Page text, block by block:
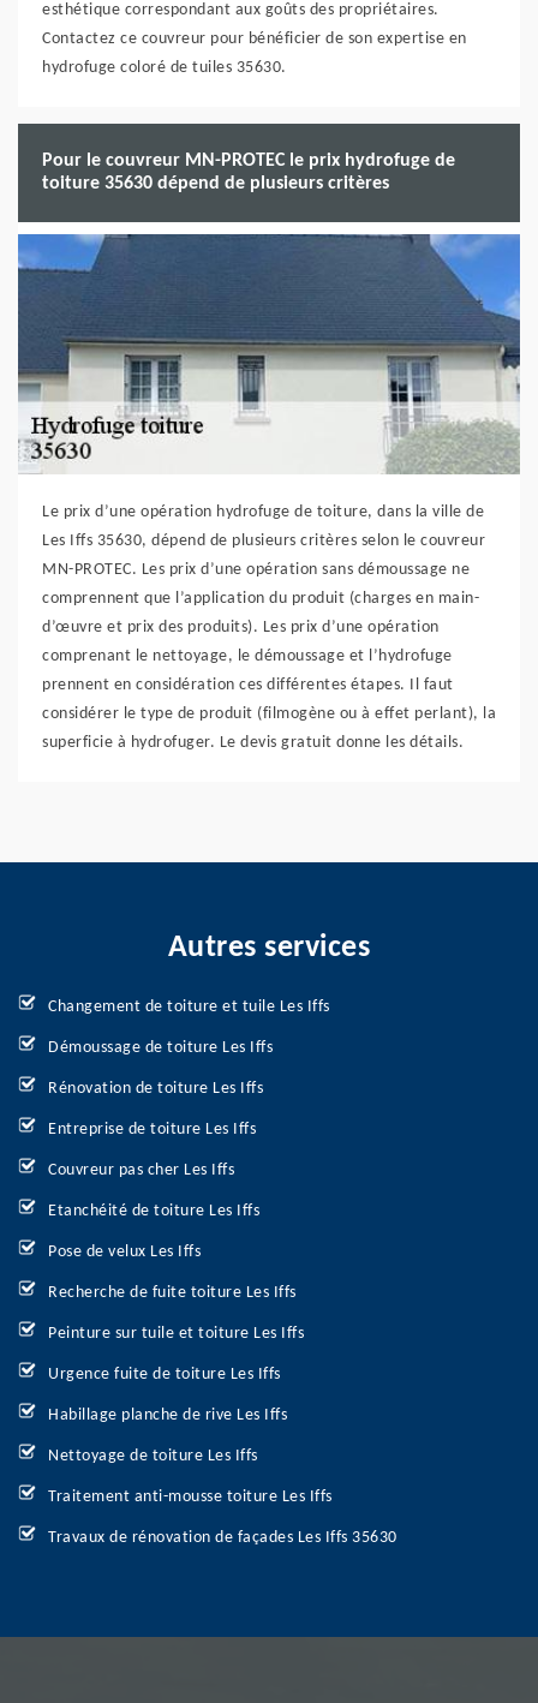
esthétique correspondant aux goûts des propriétaires.
Contactez ce couvreur pour bénéficier de son expertise en
hydrofuge coloré de tuiles 35630.
Pour le couvreur MN-PROTEC le prix hydrofuge de
toiture 35630 dépend de plusieurs critères
Le prix d’une opération hydrofuge de toiture, dans la ville de
Les Iffs 35630, dépend de plusieurs critères selon le couvreur
MN-PROTEC. Les prix d’une opération sans démoussage ne
comprennent que l’application du produit (charges en main-
d’œuvre et prix des produits). Les prix d’une opération
comprenant le nettoyage, le démoussage et l’hydrofuge
prennent en considération ces différentes étapes. Il faut
considérer le type de produit (filmogène ou à effet perlant), la
superficie à hydrofuger. Le devis gratuit donne les détails.
Autres services
Changement de toiture et tuile Les Iffs
Démoussage de toiture Les Iffs
Rénovation de toiture Les Iffs
Entreprise de toiture Les Iffs
Couvreur pas cher Les Iffs
Etanchéité de toiture Les Iffs
Pose de velux Les Iffs
Recherche de fuite toiture Les Iffs
Peinture sur tuile et toiture Les Iffs
Urgence fuite de toiture Les Iffs
Habillage planche de rive Les Iffs
Nettoyage de toiture Les Iffs
Traitement anti-mousse toiture Les Iffs
Travaux de rénovation de façades Les Iffs 35630